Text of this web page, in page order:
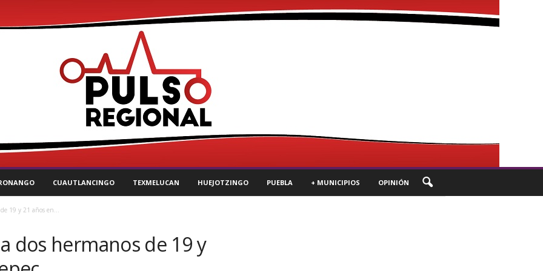
CUAUTLANCINGO TEXMELUCAN HUEJOTZINGO PUEBLA + MUNICIPIOS OPINIÓN
19 y 21 años en...
dos hermanos de 19 y